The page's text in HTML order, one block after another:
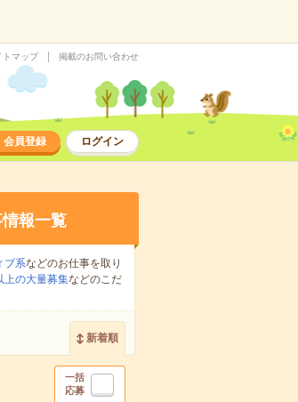
トマップ 掲載のお問い合わせ
会員登録 ログイン
報一覧
ブ系などのお仕事を取り
上の大量募集などのこだ
新着順
一括
応募